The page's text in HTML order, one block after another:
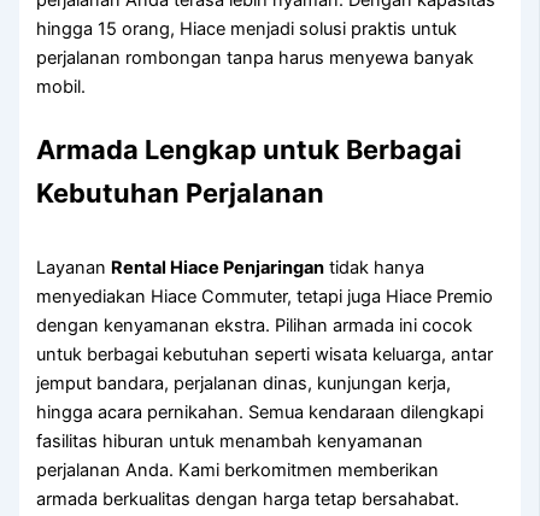
hingga 15 orang, Hiace menjadi solusi praktis untuk
perjalanan rombongan tanpa harus menyewa banyak
mobil.
Armada Lengkap untuk Berbagai
Kebutuhan Perjalanan
Layanan Rental Hiace Penjaringan tidak hanya
menyediakan Hiace Commuter, tetapi juga Hiace Premio
dengan kenyamanan ekstra. Pilihan armada ini cocok
untuk berbagai kebutuhan seperti wisata keluarga, antar
jemput bandara, perjalanan dinas, kunjungan kerja,
hingga acara pernikahan. Semua kendaraan dilengkapi
fasilitas hiburan untuk menambah kenyamanan
perjalanan Anda. Kami berkomitmen memberikan
armada berkualitas dengan harga tetap bersahabat.